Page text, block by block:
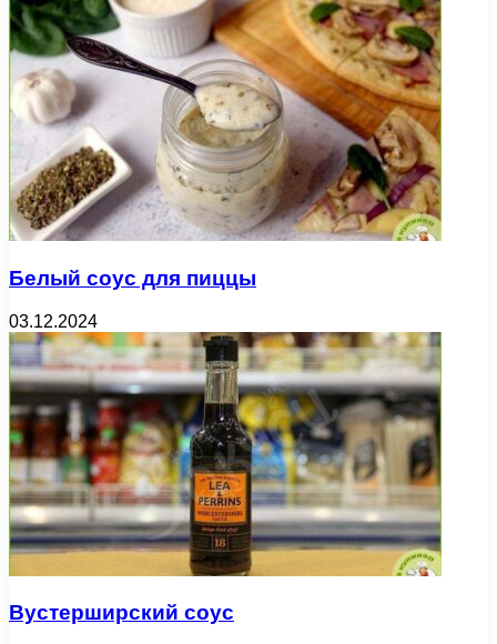
Белый соус для пиццы
03.12.2024
Вустерширский соус